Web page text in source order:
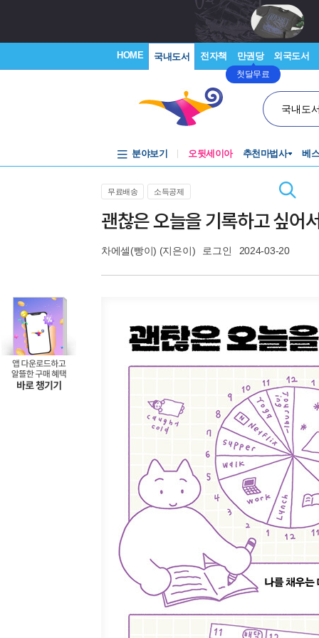
HOME 국내도서 전자책 만권당
첫달무료
외국도서
국내도
분야보기 오뒷세이아 추천마법사 베
무료배송 소득공제
괜찮은 오늘을 기록하고 싶어
차에셀(빵이) (지은이) 로그인 2024-03-20